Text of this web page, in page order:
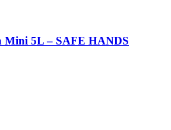
Mini 5L – SAFE HANDS